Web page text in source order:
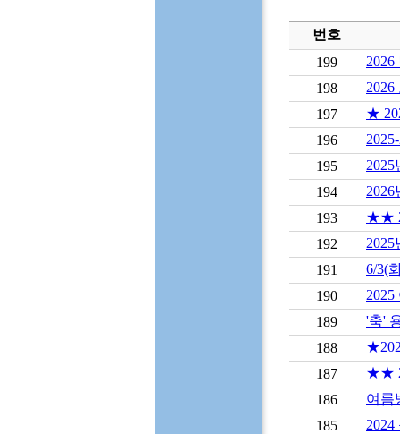
번호
199
198
197
★
196
195
194
193
★★
192
191
6/3(
190
189
'축'
188
187
★★
186
여름
185